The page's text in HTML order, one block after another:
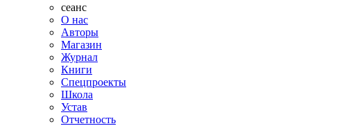
сеанс
О нас
Авторы
Магазин
Журнал
Книги
Спецпроекты
Школа
Устав
Отчетность